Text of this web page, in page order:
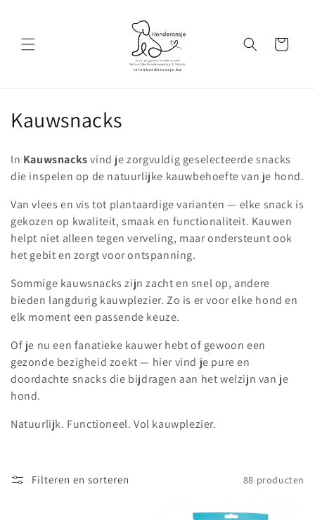
Winkelwagen
C
l
l
e
c
t
i
e
:
Kauwsnacks
In Kauwsnacksvind je zorgvuldig geselecteerde snacks
die inspelen op de natuurlijke kauwbehoefte van je hond.
Van vlees en vis tot plantaardige varianten — elke snack is
gekozen op kwaliteit, smaak en functionaliteit. Kauwen
helpt niet alleen tegen verveling, maar ondersteunt ook
het gebit en zorgt voor ontspanning.
Sommige kauwsnacks zijn zacht en snel op, andere
bieden langdurig kauwplezier. Zo is er voor elke hond en
elk moment een passende keuze.
Of je nu een fanatieke kauwer hebt of gewoon een
gezonde bezigheid zoekt — hier vind je pure en
doordachte snacks die bijdragen aan het welzijn van je
hond.
Natuurlijk. Functioneel. Vol kauwplezier.
Filteren en sorteren 88 producten